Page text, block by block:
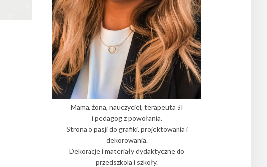
Mama, żona, nauczyciel, terapeuta SI
i pedagog z powołania.
Strona o pasji do grafiki, projektowania i
dekorowania.
Dekoracje i materiały dydaktyczne do
przedszkola i szkoły.